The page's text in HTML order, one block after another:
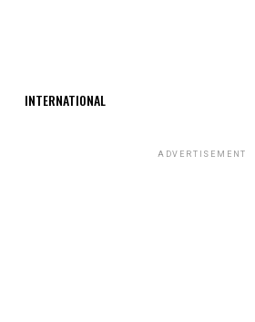
INTERNATIONAL
ADVERTISEMENT